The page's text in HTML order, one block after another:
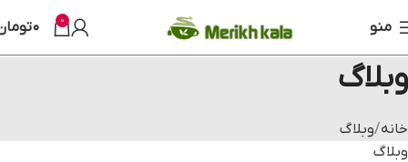
منو 0
0
وبلاگ
خانه وبلاگ
وبلاگ